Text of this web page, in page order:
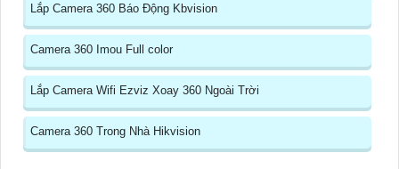
Lắp Camera 360 Báo Động Kbvision
Camera 360 Imou Full color
Lắp Camera Wifi Ezviz Xoay 360 Ngoài Trời
Camera 360 Trong Nhà Hikvision